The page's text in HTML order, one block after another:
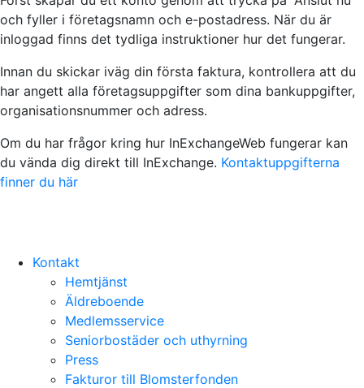
och fyller i företagsnamn och e-postadress. När du är
inloggad finns det tydliga instruktioner hur det fungerar.
Innan du skickar iväg din första faktura, kontrollera att du
har angett alla företagsuppgifter som dina bankuppgifter,
organisationsnummer och adress.
Om du har frågor kring hur InExchangeWeb fungerar kan
du vända dig direkt till InExchange. Kontaktuppgifterna
finner du här
Kontakt
Hemtjänst
Äldreboende
Medlemsservice
Seniorbostäder och uthyrning
Press
Fakturor till Blomsterfonden